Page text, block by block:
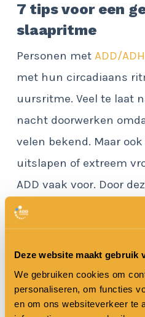
Deze website maakt gebruik
We gebruiken cookies om
personaliseren, om functies
en om ons websiteverkeer te
7 tips voor een
slaapritme
Personen met ADD/
met hun circadiaans
uursritme. Veel te laat
nacht doorwerken
velen bekend. Maar
uitslapen of extreem
ADD vaak voor. Door
ligt niet alleen een
maar ook een
(door verstoord
verminderde
vatbaarder bent voor
waak-slaapritme is